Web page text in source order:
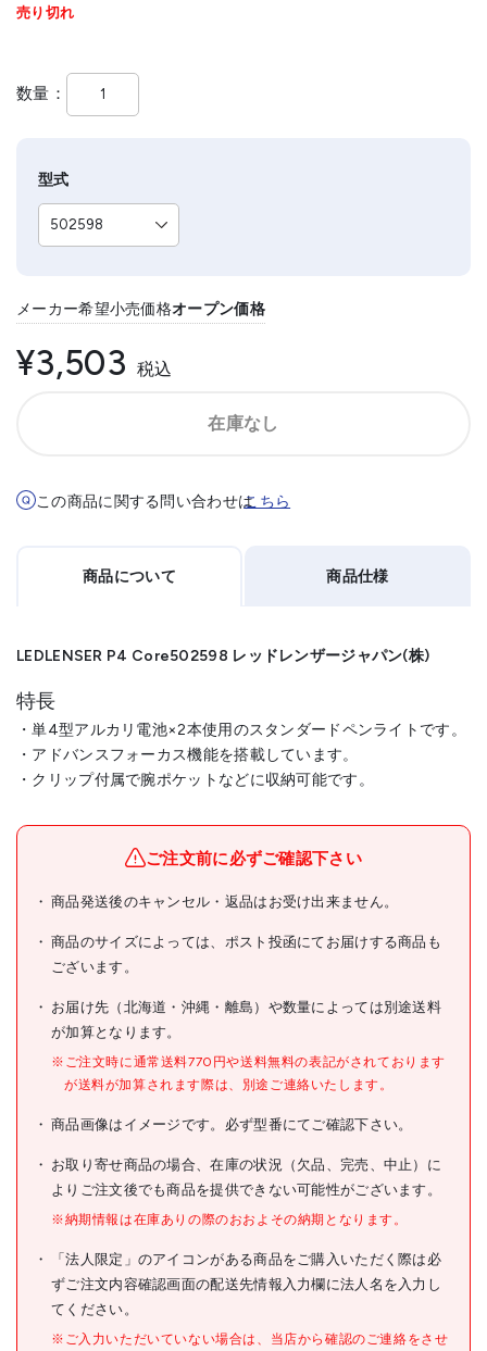
売り切れ
数量
型式
メーカー希望小売価格オープン価格
¥3,503 税込
在庫なし
この商品に関する問い合わせはこちら
商品について
LEDLENSER P4 Core502598 レッドレンザージャパン(株)
特長
・単4型アルカリ電池×2本使用のスタンダードペンライトです。
・アドバンスフォーカス機能を搭載しています。
・クリップ付属で腕ポケットなどに収納可能です。
商品仕様
ブランド名 LEDLENSER
商品名 LEDLENSER P4 Core
型式 502598
メーカー希望小売価格
JANコード 4058205028493
仕様
●明るさ(lm):120
●外径(mm):15
●全長(mm):146
電池×2本(付属)
●保護等級:IP54
●光源色:白色
●照射距離(m):90
●落下耐久(m):2
●最大点灯時間:5時間(パワ
ー)、9時間(ミドル)、20時
間(ロー)
ー:15lm)
ご注文前に必ずご確認下さい
商品発送後のキャンセル・返品はお受け出来ません。
商品のサイズによっては、ポスト投函にてお届けする商品も
ございます。
お届け先（北海道・沖縄・離島）や数量によっては別途送料
が加算となります。
※ご注文時に通常送料770円や送料無料の表記がされております
が送料が加算されます際は、別途ご連絡いたします。
商品画像はイメージです。必ず型番にてご確認下さい。
お取り寄せ商品の場合、在庫の状況（欠品、完売、中止）に
よりご注文後でも商品を提供できない可能性がございます。
※納期情報は在庫ありの際のおおよその納期となります。
「法人限定」のアイコンがある商品をご購入いただく際は必
ずご注文内容確認画面の配送先情報入力欄に法人名を入力し
てください。
※ご入力いただいていない場合は、当店から確認のご連絡をさせ